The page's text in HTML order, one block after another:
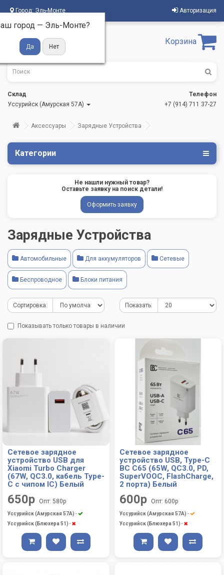
Город: Эль-Монте
город — Эль-Монте?
Авторизация
Корзина
Склад
Уссурийск (Амурская 57А)
Телефон
+7 (914) 711 37-27
Аксессуары Зарядные Устройства
Категории
Не нашли нужный товар?
Оставьте заявку на поиск детали!
Оформить заявку
Зарядные Устройства
Автомобильные Для аккумуляторов Сетевые
Беспроводное Блоки питания
Сортировка: Показать:
Показывать только товары в наличии
Сетевое зарядное
устройство USB для
Xiaomi Turbo Charger
(67W, QC3.0, кабель Type-
C с чипом IC) Белый
650р Опт: 580р
Уссурийск (Амурская 57А) -
Уссурийск (Блюхера 51) -
Сетевое зарядное
устройство USB, Type-C
BC C65 (65W, QC3.0, PD,
SuperVOOC, FlashCharge,
2 порта) Белый
600р Опт: 600р
Уссурийск (Амурская 57А) -
Уссурийск (Блюхера 51) -